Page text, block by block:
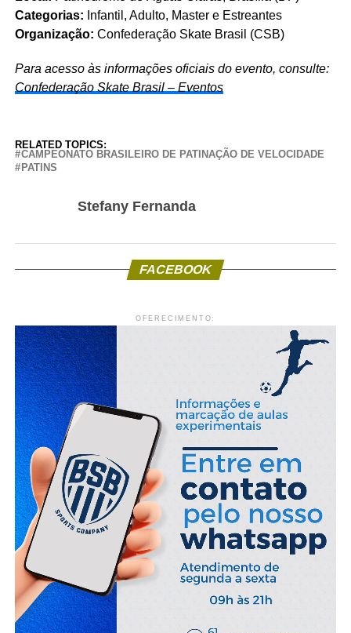
Categorias: Infantil, Adulto, Master e Estreantes
Organização: Confederação Skate Brasil (CSB)
Para acesso às informações oficiais do evento, consulte:
Confederação Skate Brasil – Eventos
RELATED TOPICS:
CAMPEONATO BRASILEIRO DE PATINAÇÃO DE VELOCIDADE
PATINS
Stefany Fernanda
FACEBOOK
OFERECIMENTO: